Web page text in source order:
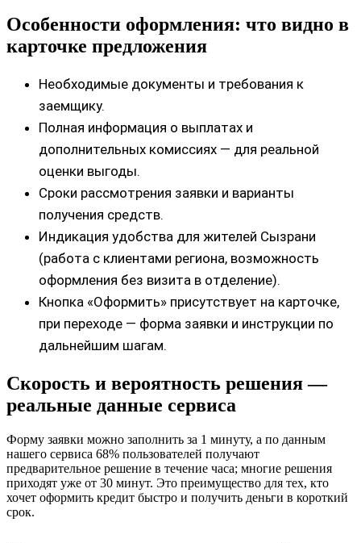
Особенности оформления: что видно в
карточке предложения
Необходимые документы и требования к
заемщику.
Полная информация о выплатах и
дополнительных комиссиях — для реальной
оценки выгоды.
Сроки рассмотрения заявки и варианты
получения средств.
Индикация удобства для жителей Сызрани
(работа с клиентами региона, возможность
оформления без визита в отделение).
Кнопка «Оформить» присутствует на карточке,
при переходе — форма заявки и инструкции по
дальнейшим шагам.
Скорость и вероятность решения —
реальные данные сервиса
Форму заявки можно заполнить за 1 минуту, а по данным
нашего сервиса 68% пользователей получают
предварительное решение в течение часа; многие решения
приходят уже от 30 минут. Это преимущество для тех, кто
хочет оформить кредит быстро и получить деньги в короткий
срок.